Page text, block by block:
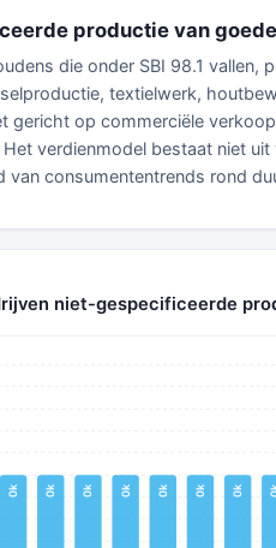
productie van
die onder SBI 98.1
textielwerk,
gericht op commerciële
verdienmodel bestaat niet
van consumententrends rond
niet-gespecificeerde